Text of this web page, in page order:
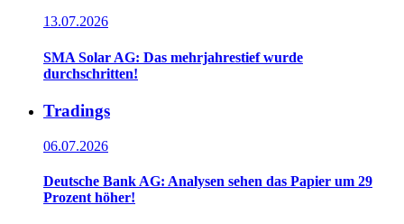
13.07.2026
SMA Solar AG: Das mehrjahrestief wurde
durchschritten!
Tradings
06.07.2026
Deutsche Bank AG: Analysen sehen das Papier um 29
Prozent höher!